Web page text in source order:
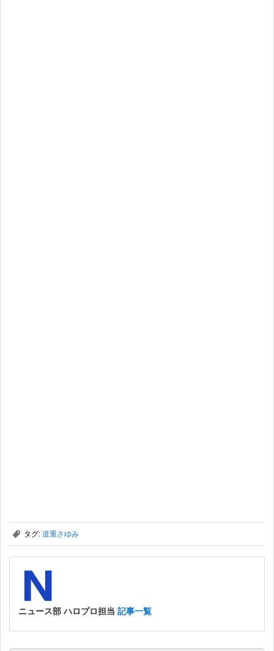
, タグ: 道重さゆみ
ニュース部 ハロプロ担当 記事一覧